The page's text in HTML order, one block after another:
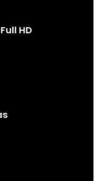
HD